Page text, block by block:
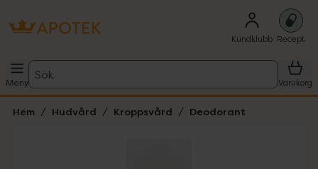
Kundklubb Recept
Meny
Sök
Varukorg
Hem Hudvård Kroppsvård Deodorant